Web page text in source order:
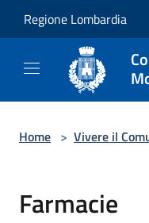
Regione Lombardia
Home > Vivere il
Farmacie